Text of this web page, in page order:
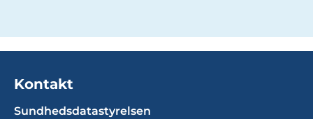
Kontakt
Sundhedsdatastyrelsen